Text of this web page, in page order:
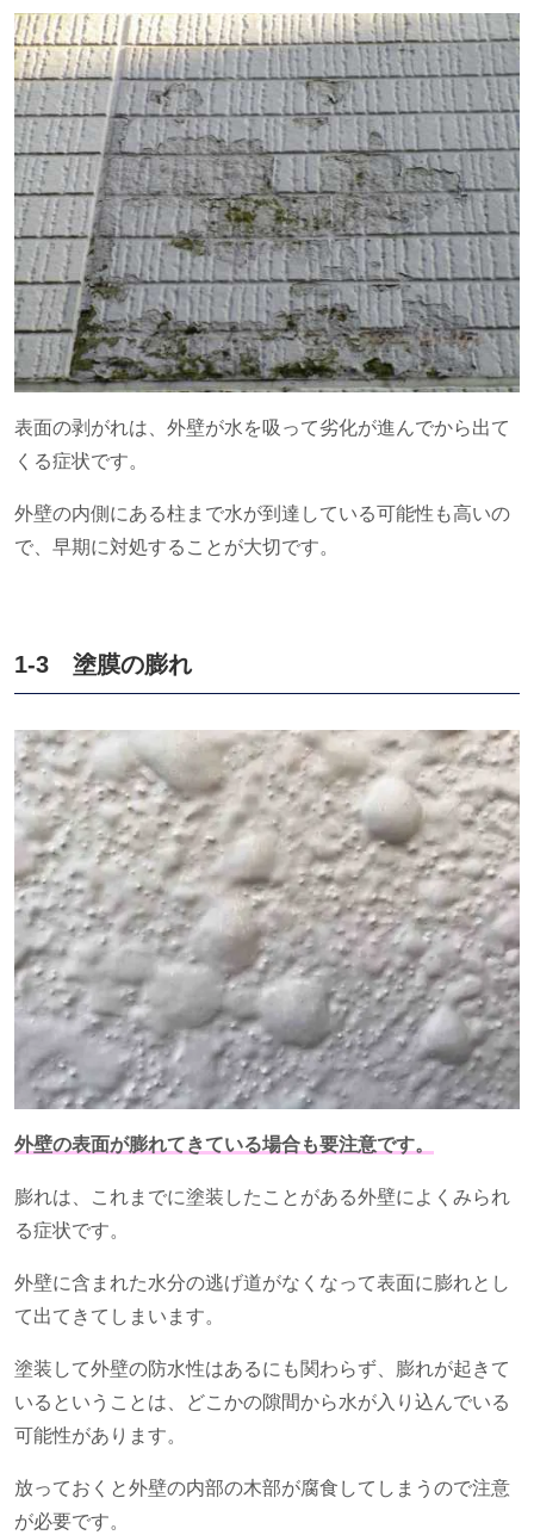
表面の剥がれは、外壁が水を吸って劣化が進んでから出て
くる症状です。
外壁の内側にある柱まで水が到達している可能性も高いの
で、早期に対処することが大切です。
1-3 塗膜の膨れ
外壁の表面が膨れてきている場合も要注意です。
膨れは、これまでに塗装したことがある外壁によくみられ
る症状です。
外壁に含まれた水分の逃げ道がなくなって表面に膨れとし
て出てきてしまいます。
塗装して外壁の防水性はあるにも関わらず、膨れが起きて
いるということは、どこかの隙間から水が入り込んでいる
可能性があります。
放っておくと外壁の内部の木部が腐食してしまうので注意
が必要です。